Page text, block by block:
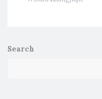
Search